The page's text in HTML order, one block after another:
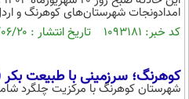
امدادونجات شهرستان‌های کوهرنگ و
کد خبر: ۱۰۹۳۱۸۱ تاریخ انتشار : ۱۴۰۴/۰۶/۲۰
کوهرنگ؛ سرزمینی با طبیعت
شهرستان کوهرنگ با مرکزیت چلگرد شامل سه بخش، دو شهر و